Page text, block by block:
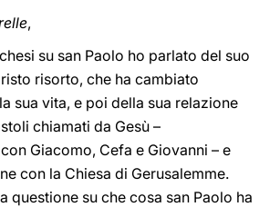
,
su san Paolo ho parlato del suo
risorto, che ha cambiato
sua vita, e poi della sua relazione
chiamati da Gesù –
Giacomo, Cefa e Giovanni – e
con la Chiesa di Gerusalemme.
questione su che cosa san Paolo ha